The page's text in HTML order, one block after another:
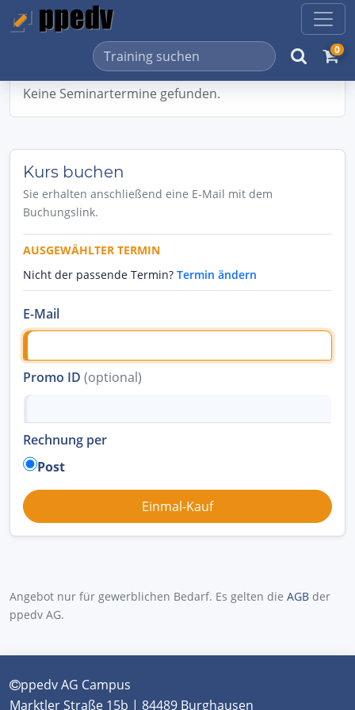
0
Keine Seminartermine gefunden.
Kurs buchen
Sie erhalten anschließend eine E-Mail mit dem
Buchungslink.
AUSGEWÄHLTER TERMIN
Nicht der passende Termin? Termin ändern
E-Mail
Promo ID (optional)
Rechnung per
Post
Angebot nur für gewerblichen Bedarf. Es gelten die AGB der
ppedv AG.
ppedv AG Campus
Marktler Straße 15b | 84489 Burghausen